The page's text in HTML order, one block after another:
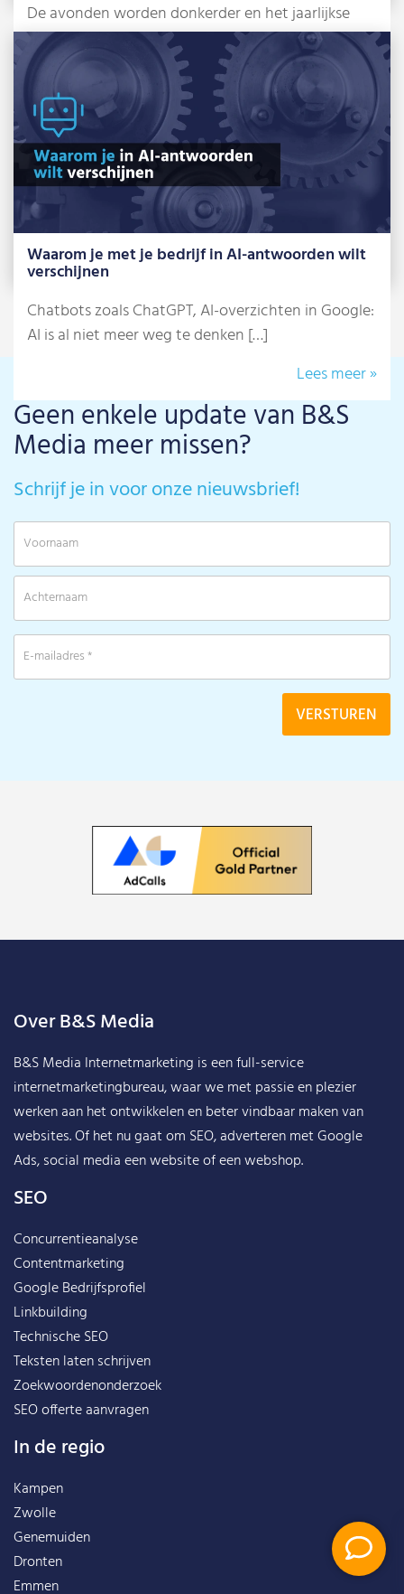
De avonden worden donkerder en het jaarlijkse
griezelfeest staat alweer voor de deur: Halloween.
[…]
Lees meer »
Waarom je met je bedrijf in AI-antwoorden wilt
verschijnen
Chatbots zoals ChatGPT, AI-overzichten in Google:
AI is al niet meer weg te denken […]
Lees meer »
Geen enkele update van B&S
Media meer missen?
Schrijf je in voor onze nieuwsbrief!
Over B&S Media
B&S Media Internetmarketing is een full-service
internetmarketingbureau, waar we met passie en plezier
werken aan het ontwikkelen en beter vindbaar maken van
websites. Of het nu gaat om SEO, adverteren met Google
Ads, social media een website of een webshop.
SEO
Concurrentieanalyse
Contentmarketing
Google Bedrijfsprofiel
Linkbuilding
Technische SEO
Teksten laten schrijven
Zoekwoordenonderzoek
SEO offerte aanvragen
In de regio
Kampen
Zwolle
Genemuiden
Dronten
Emmen